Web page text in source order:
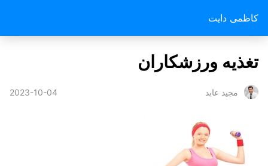
کاظمی دایت
تغذیه ورزشکاران
مجید عابد 2023-10-04